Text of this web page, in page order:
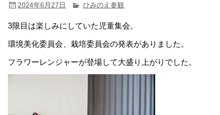
2024年6月27日 ひみのえ参観
3限目は楽しみにしていた児童集会。
環境美化委員会、栽培委員会の発表がありました。
フラワーレンジャーが登場して大盛り上がりでした。